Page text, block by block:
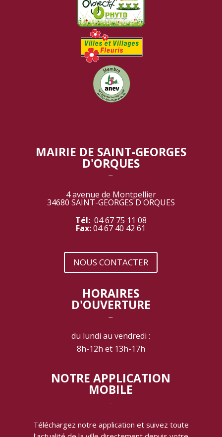
MAIRIE DE SAINT-GEORGES
D'ORQUES
‾
4 avenue de Montpellier
34680 SAINT-GEORGES D'ORQUES
Tél: 04 67 75 11 08
Fax:04 67 40 42 61
NOUS CONTACTER
HORAIRES
D'OUVERTURE
‾
du lundi au vendredi :
8h-12h et 13h-17h
NOTRE APPLICATION
MOBILE
‾
Téléchargez notre application et suivez toute